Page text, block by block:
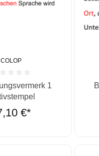
COLOP
Bewertung von 0 von
1
€*